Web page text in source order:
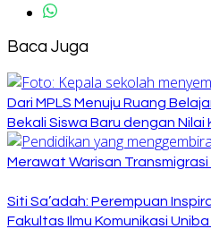
Baca Juga
Dari MPLS Menuju Ruang
Bekali Siswa Baru dengan Nilai
Merawat Warisan
Siti Sa’adah: Perempuan
Fakultas Ilmu Komunikasi